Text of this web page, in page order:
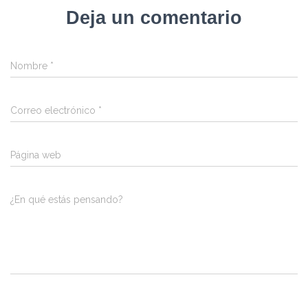
Deja un comentario
Nombre *
Correo electrónico *
Página web
¿En qué estás pensando?